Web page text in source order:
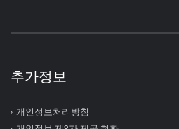
추가정보
개인정보처리방침